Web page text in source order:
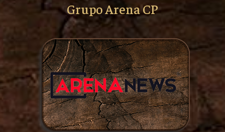
Grupo Arena CP